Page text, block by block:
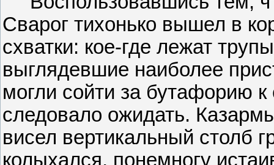
Сварог тихонько вышел в
схватки: кое-где лежат
выглядевшие наиболее
могли сойти за бутафорию
следовало ожидать.
висел вертикальный столб
колыхался, понемногу